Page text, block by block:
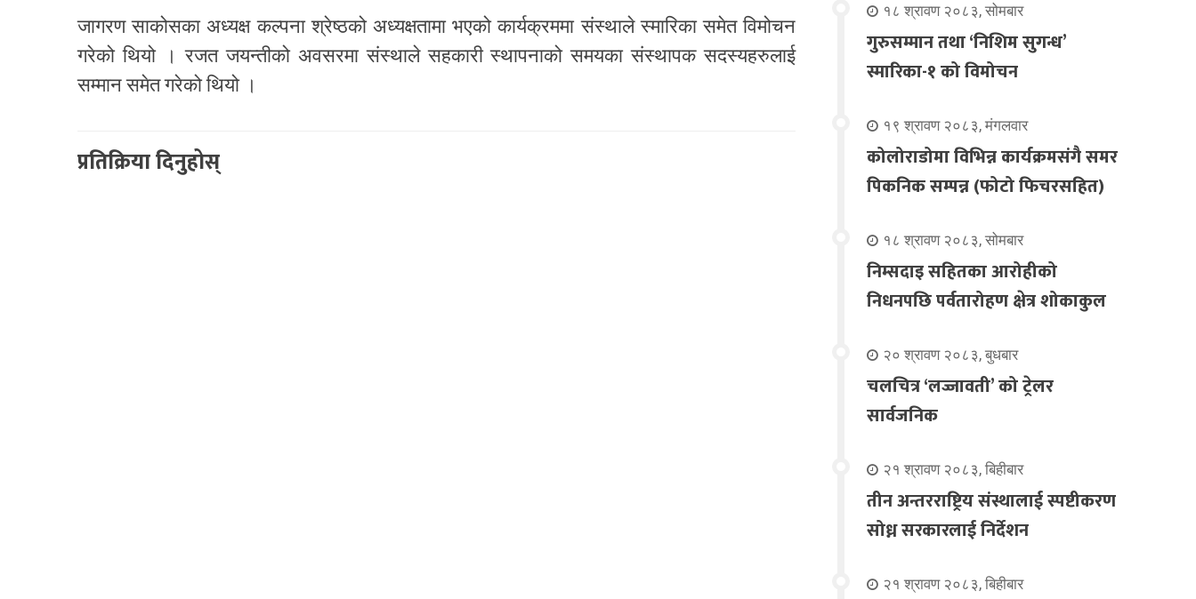
जागरण साकोसका अध्यक्ष कल्पना श्रेष्ठको अध्यक्षतामा भएको कार्यक्रममा संस्थाले स्मारिका समेत विमोचन
गरेको थियो । रजत जयन्तीको अवसरमा संस्थाले सहकारी स्थापनाको समयका संस्थापक सदस्यहरुलाई
सम्मान समेत गरेको थियो ।
प्रतिक्रिया दिनुहोस्
१८ श्रावण २०८३, सोमबार
गुरुसम्मान तथा ‘निशिम सुगन्ध’
स्मारिका-१ को विमोचन
१९ श्रावण २०८३, मंगलवार
कोलोराडोमा विभिन्न कार्यक्रमसंगै समर
पिकनिक सम्पन्न (फोटो फिचरसहित)
१८ श्रावण २०८३, सोमबार
निम्सदाइ सहितका आरोहीको
निधनपछि पर्वतारोहण क्षेत्र शोकाकुल
२० श्रावण २०८३, बुधबार
चलचित्र ‘लज्जावती’ को ट्रेलर
सार्वजनिक
२१ श्रावण २०८३, बिहीबार
तीन अन्तरराष्ट्रिय संस्थालाई स्पष्टीकरण
सोध्न सरकारलाई निर्देशन
२१ श्रावण २०८३, बिहीबार